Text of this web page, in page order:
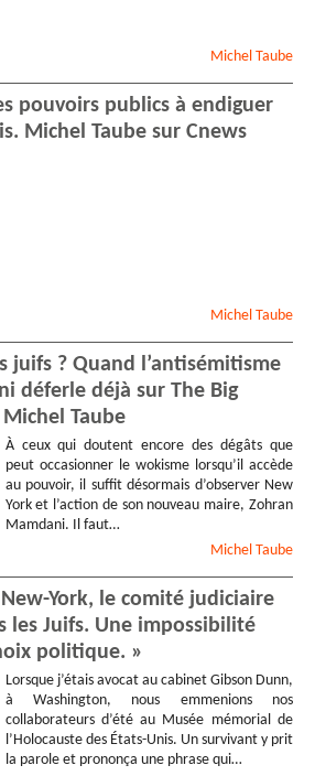
Michel Taube
pouvoirs publics à endiguer
Michel Taube sur Cnews
Michel Taube
juifs ? Quand l’antisémitisme
déferle déjà sur The Big
Taube
À ceux qui doutent encore des dégâts que
peut occasionner le wokisme lorsqu’il accède
au pouvoir, il suffit désormais d’observer New
York et l’action de son nouveau maire, Zohran
Mamdani. Il faut…
Michel Taube
York, le comité judiciaire
les Juifs. Une impossibilité
politique. »
Lorsque j’étais avocat au cabinet Gibson Dunn,
à Washington, nous emmenions nos
collaborateurs d’été au Musée mémorial de
l’Holocauste des États-Unis. Un survivant y prit
la parole et prononça une phrase qui…